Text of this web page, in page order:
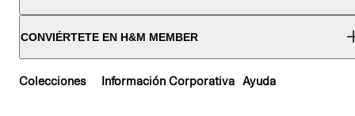
CONVIÉRTETE EN H&M MEMBER
Colecciones Información Corporativa Ayuda